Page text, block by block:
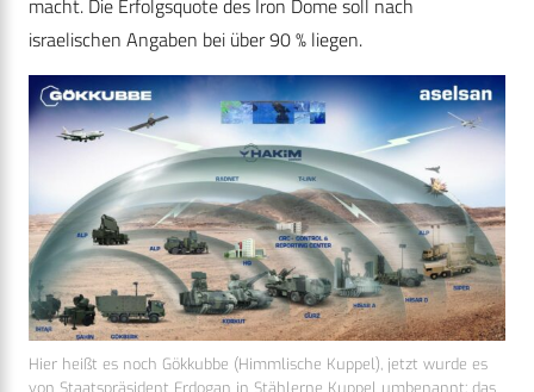
israelischen Angaben bei über 90 % liegen.
Hier heißt es noch Gökkubbe (Himmlische Kuppel), jetzt wurde es
von Staatspräsident Erdogan in Stählerne Kuppel umbenannt: das